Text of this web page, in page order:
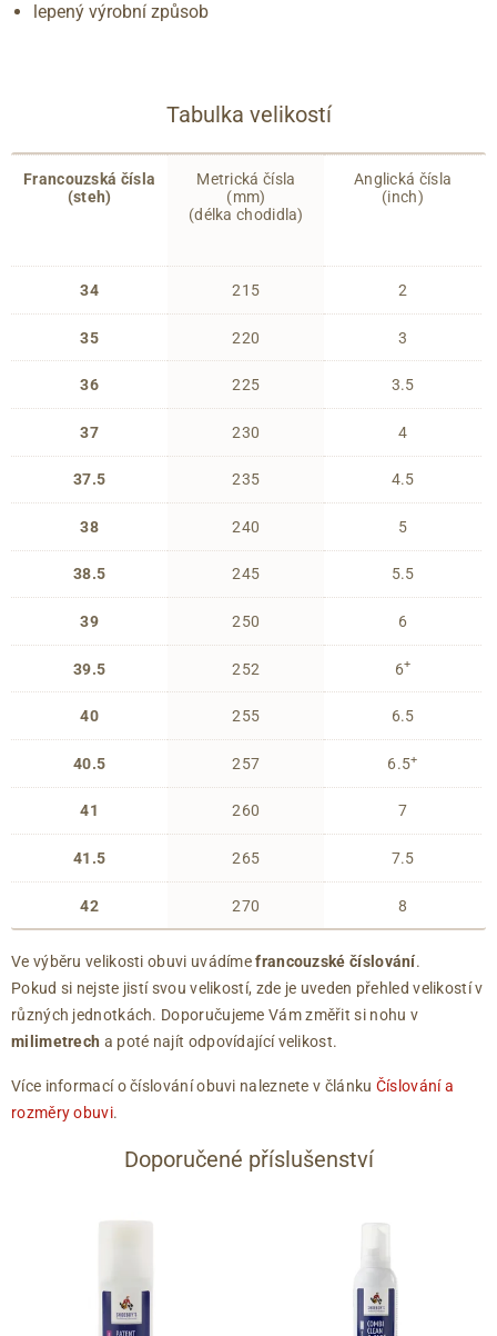
lepený výrobní způsob
Tabulka velikostí
Francouzská čísla
(steh)
34
35
36
37
37.5
38
38.5
39
39.5
40
40.5
41
41.5
42
Metrická čísla
(mm)
(délka chodidla)
215
220
225
230
235
240
245
250
252
255
257
260
265
270
Anglická čísla
(inch)
2
3
3.5
4
4.5
5
5.5
6
6+
6.5
6.5+
7
7.5
8
Ve výběru velikosti obuvi uvádímefrancouzské číslování.
Pokud si nejste jistí svou velikostí, zde je uveden přehled velikostí v
různých jednotkách. Doporučujeme Vám změřit si nohu v
milimetrech a poté najít odpovídající velikost.
Více informací o číslování obuvi naleznete v článku Číslování a
rozměry obuvi.
Doporučené příslušenství